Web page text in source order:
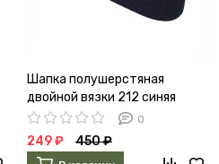
Шапка полушерстяная
двойной вязки 212 синяя
0
249 ₽ 450 ₽